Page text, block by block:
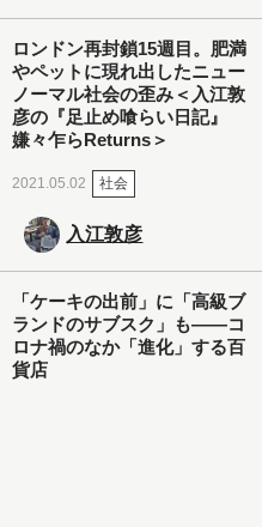
ロンドン再封鎖15週目。肥満
やペットに現れ出したニュー
ノーマル社会の歪み＜入江敦
彦の『足止め喰らい日記』
嫌々乍らReturns＞
2021.05.02 社会
入江敦彦
「ケーキの出前」に「高級ブ
ランドのサブスク」も――コ
ロナ禍のなか「進化」する百
貨店